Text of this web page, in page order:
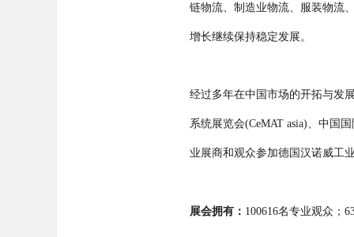
链物流、制造业物流、服装物流
增长继续保持稳定发展。
经过多年在中国市场的开拓与发
系统展览会(CeMAT asia)、中国
业展商和观众参加德国汉诺威工
展会拥有： 100616名专业观众；